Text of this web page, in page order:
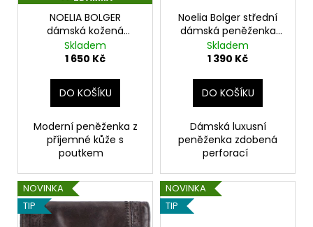
D
A
R
M
A
NOELIA BOLGER
dámská kožená
peněženka koňaková
Skladem
1 650 Kč
DO KOŠÍKU
Moderní peněženka z
příjemné kůže s
poutkem
Noelia Bolger střední
dámská peněženka
kožená koňaková
Skladem
1 390 Kč
DO KOŠÍKU
Dámská luxusní
peněženka zdobená
perforací
NOVINKA
TIP
NOVINKA
TIP